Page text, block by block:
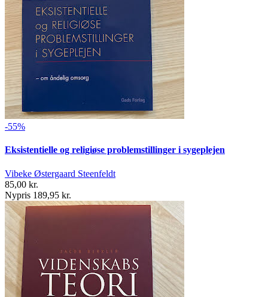
-55%
Eksistentielle og religiøse problemstillinger i sygeplejen
Vibeke Østergaard Steenfeldt
85,00 kr.
Nypris 189,95 kr.